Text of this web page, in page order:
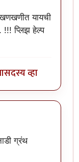
यायची
प्लिझ हेल्प
सदस्य व्हा
येतीयby
ग्रंथ